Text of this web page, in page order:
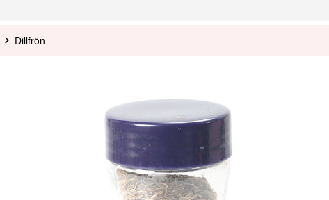
Dillfrön